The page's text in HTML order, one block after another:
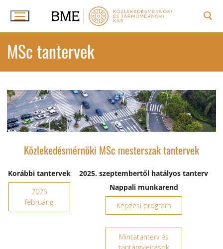
MSc tantervek
Közlekedésmérnöki MSc mesterszak tantervek
Korábbi tantervek
2025
februárig
2025. szeptembertől hatályos tanterv
Nappali munkarend
Képzési program
Mintatanterv és